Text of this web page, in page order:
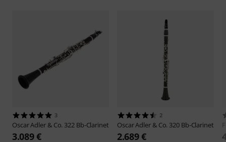
3
Oscar Adler & Co. 322 Bb-Clarinet
3.089 €
2
Oscar Adler & Co. 320 Bb-Clarinet
2.689 €